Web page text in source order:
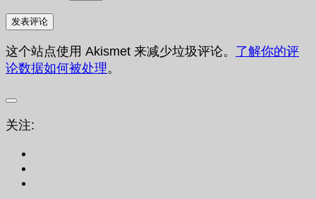
这个站点使用 Akismet 来减少垃圾评论。 了解你的评
论数据如何被处理。
关注: